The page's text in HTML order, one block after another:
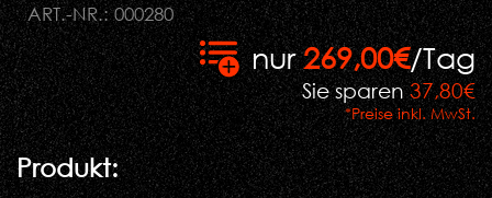
ART.-NR.: 000280
nur269,00€/Tag
Sie sparen37,80€
*Preise inkl. MwSt.
Produkt: